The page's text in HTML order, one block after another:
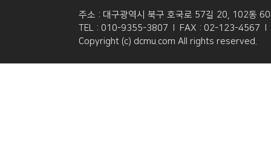
주소 : 대구광역시 북구 호국로 57길 20, 102동
TEL : 010-9355-3807 l FAX : 02-123-4567 l
Copyright (c) dcmu.com All rights reserved.